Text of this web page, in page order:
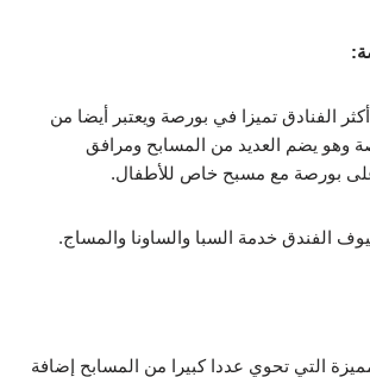
الفنادق تميزا في بورصة ويعتبر أيضا من
وهو يضم العديد من المسابح ومرافق
بورصة مع مسبح خاص للأطفال.
الفندق خدمة السبا والساونا والمساج.
التي تحوي عددا كبيرا من المسابح إضافة